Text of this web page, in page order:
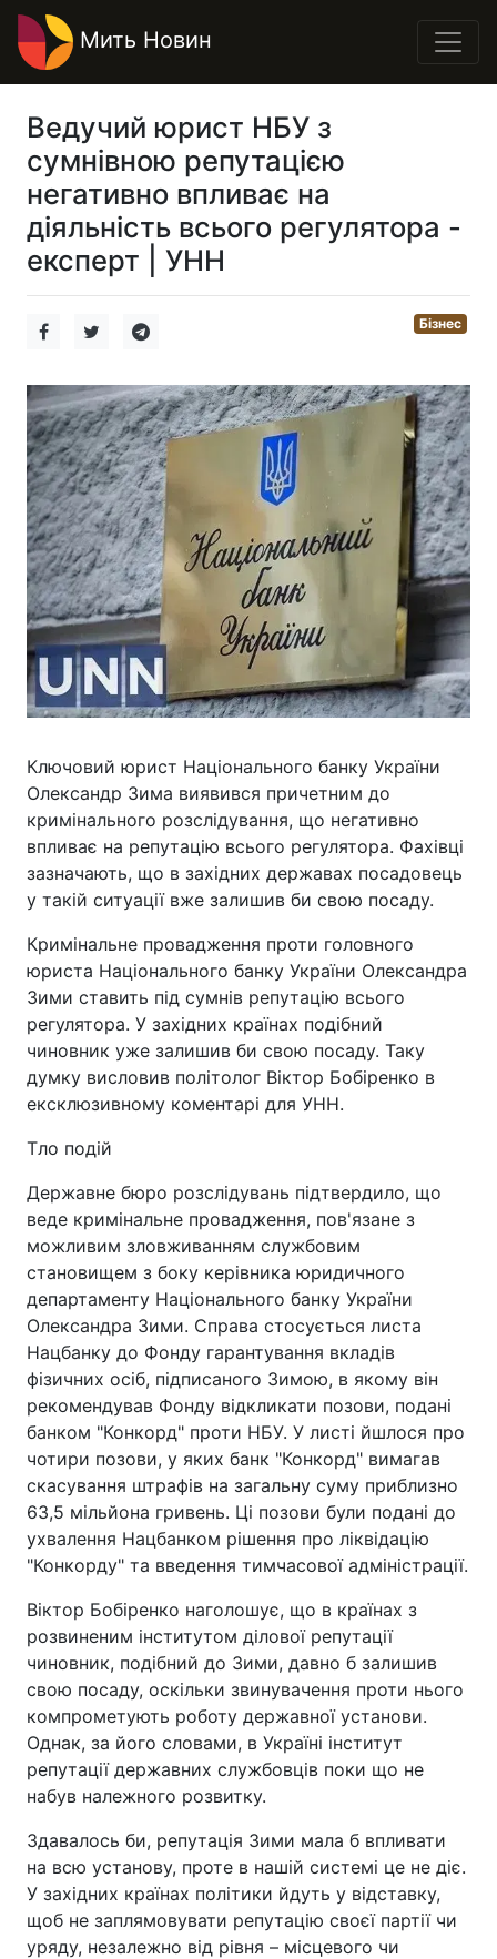
Мить Новин
Ведучий юрист НБУ з
сумнівною репутацією
негативно впливає на
діяльність всього регулятора -
експерт | УНН
Бізнес
Ключовий юрист Національного банку України
Олександр Зима виявився причетним до
кримінального розслідування, що негативно
впливає на репутацію всього регулятора. Фахівці
зазначають, що в західних державах посадовець
у такій ситуації вже залишив би свою посаду.
Кримінальне провадження проти головного
юриста Національного банку України Олександра
Зими ставить під сумнів репутацію всього
регулятора. У західних країнах подібний
чиновник уже залишив би свою посаду. Таку
думку висловив політолог Віктор Бобіренко в
ексклюзивному коментарі для УНН.
Тло подій
Державне бюро розслідувань підтвердило, що
веде кримінальне провадження, пов'язане з
можливим зловживанням службовим
становищем з боку керівника юридичного
департаменту Національного банку України
Олександра Зими. Справа стосується листа
Нацбанку до Фонду гарантування вкладів
фізичних осіб, підписаного Зимою, в якому він
рекомендував Фонду відкликати позови, подані
банком "Конкорд" проти НБУ. У листі йшлося про
чотири позови, у яких банк "Конкорд" вимагав
скасування штрафів на загальну суму приблизно
63,5 мільйона гривень. Ці позови були подані до
ухвалення Нацбанком рішення про ліквідацію
"Конкорду" та введення тимчасової адміністрації.
Віктор Бобіренко наголошує, що в країнах з
розвиненим інститутом ділової репутації
чиновник, подібний до Зими, давно б залишив
свою посаду, оскільки звинувачення проти нього
компрометують роботу державної установи.
Однак, за його словами, в Україні інститут
репутації державних службовців поки що не
набув належного розвитку.
Здавалось би, репутація Зими мала б впливати
на всю установу, проте в нашій системі це не діє.
У західних країнах політики йдуть у відставку,
щоб не заплямовувати репутацію своєї партії чи
уряду, незалежно від рівня – місцевого чи